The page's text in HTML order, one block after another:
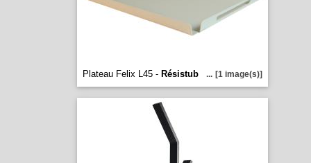
Plateau Felix L45 - Résistub ... [1 image(s)]